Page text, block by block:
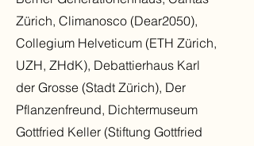
Zürich, Climanosco (Dear2050),
Collegium Helveticum (ETH Zürich,
UZH, ZHdK), Debattierhaus Karl
der Grosse (Stadt Zürich), Der
Pflanzenfreund, Dichtermuseum
Gottfried Keller (Stiftung Gottfried